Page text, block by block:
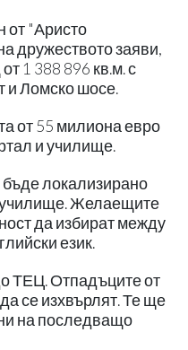
от "Аристо
дружеството заяви,
1 388 896 кв.м. с
и Ломско шосе.
от 55 милиона евро
и училище.
локализирано
Желаещите
да избират между
език.
ТЕЦ. Отпадъците от
се изхвърлят. Те ще
на последващо